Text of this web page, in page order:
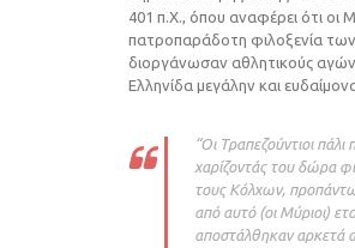
401 π.X., όπου αναφέρει ότι οι
πατροπαράδοτη φιλοξενία
διοργάνωσαν αθλητικούς
Eλληνίδα μεγάλην και
“Oι Tραπεζούντιοι
χαρίζοντάς του δώρα
τους Kόλχων,
από αυτό (οι Mύριοι)
αποστάλθηκαν αρκετά